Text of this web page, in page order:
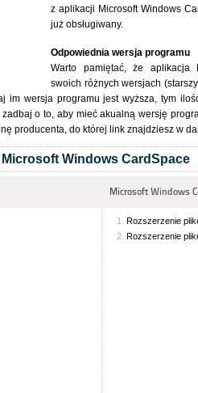
z aplikacji Microsoft Windows
już obsługiwany.
Odpowiednia wersja programu
Warto pamiętać, że aplikacja
swoich różnych wersjach
im wersja programu jest wyższa, tym
o to, aby mieć akualną wersję
producenta, do której link znajdziesz w
Microsoft Windows CardSpace
Microsoft Windows
Rozszerzenie
Rozszerzenie